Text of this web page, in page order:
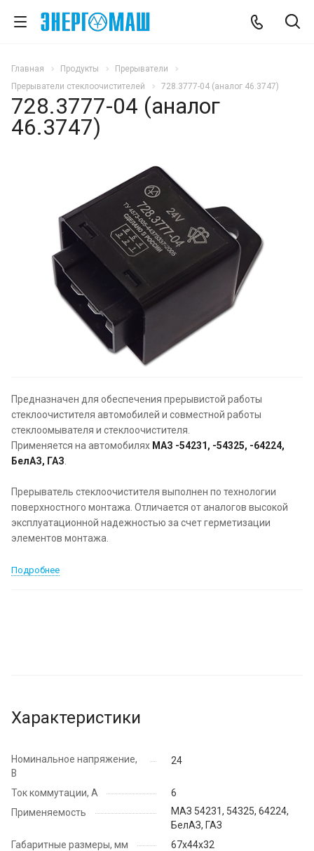
Главная Продукты
Прерыватели
Прерыватели стеклоочистителей
728.3777-04 (аналог 46.3747)
728.3777-04 (аналог
46.3747)
Предназначен для обеспечения прерывистой работы
стеклоочистителя автомобилей и совместной работы
стеклоомывателя и стеклоочистителя.
Применяется на автомобилях МАЗ -54231, -54325, -64224,
БелАЗ, ГАЗ
Прерыватель стеклоочистителя выполнен по технологии
поверхностного монтажа. Отличается от аналогов высокой
эксплуатационной надежностью за счет герметизации
элементов монтажа.
Подробнее
Характеристики
Номинальное напряжение,
В
24
Ток коммутации, А
6
Применяемость
МАЗ 54231, 54325, 64224,
БелАЗ, ГАЗ
Габаритные размеры, мм
67х44х32